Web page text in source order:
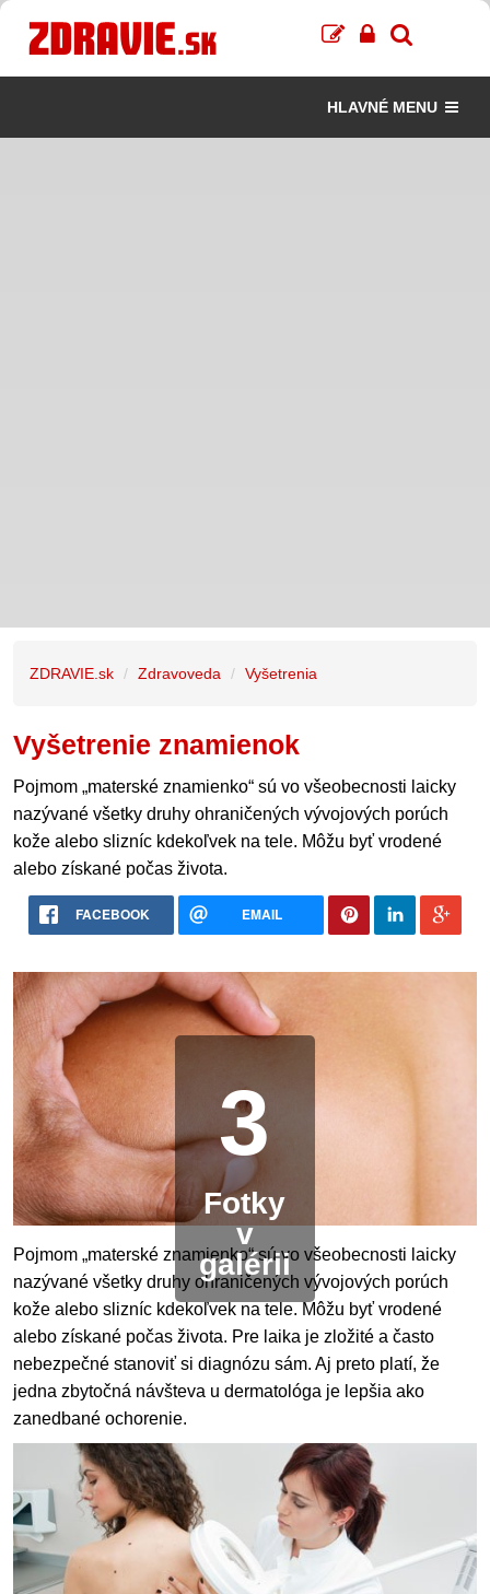
HLAVNÉ MENU
ZDRAVIE.sk Zdravoveda Vyšetrenia
Vyšetrenie znamienok
Pojmom „materské znamienko“ sú vo všeobecnosti laicky
nazývané všetky druhy ohraničených vývojových porúch
kože alebo slizníc kdekoľvek na tele. Môžu byť vrodené
alebo získané počas života.
FACEBOOK EMAIL
3
Fotky
v
galérii
Pojmom „materské znamienko“ sú vo všeobecnosti laicky
nazývané všetky druhy ohraničených vývojových porúch
kože alebo slizníc kdekoľvek na tele. Môžu byť vrodené
alebo získané počas života. Pre laika je zložité a často
nebezpečné stanoviť si diagnózu sám. Aj preto platí, že
jedna zbytočná návšteva u dermatológa je lepšia ako
zanedbané ochorenie.